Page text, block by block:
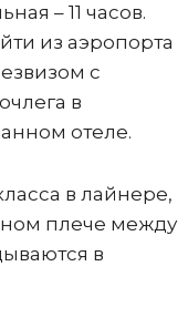
– 11 часов.
из аэропорта
с
в
отеле.
в лайнере,
плече между
в